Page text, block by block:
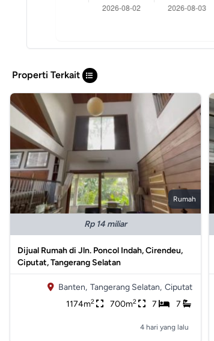
Properti Terkait
Rumah
Rp 14 miliar
Dijual Rumah di Jln. Poncol Indah, Cirendeu,
Ciputat, Tangerang Selatan
Banten, Tangerang Selatan, Ciputat
1174m2 700m2 7 7
4 hari yang lalu